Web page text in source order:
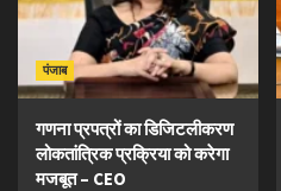
पंजाब
गणना प्रपत्रों का डिजिटलीकरण
लोकतांत्रिक प्रक्रिया को करेगा
मजबूत – CEO